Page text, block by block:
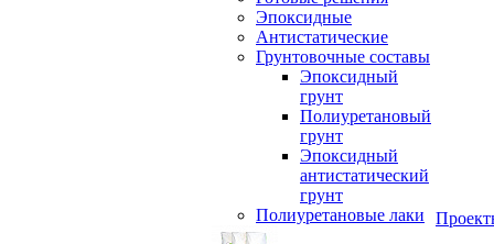
Эпоксидные
Антистатические
Грунтовочные составы
Эпоксидный
грунт
Полиуретановый
грунт
Эпоксидный
антистатический
грунт
Полиуретановые лаки